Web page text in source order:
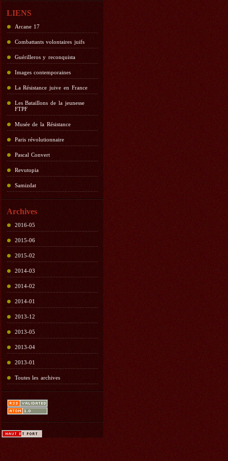
LIENS
Arcane 17
Combattants volontaires juifs
Guérilleros y reconquista
Images contemporaines
La Résistance juive en France
Les Bataillons de la jeunesse
FTPF
Musée de la Résistance
Paris révolutionnaire
Pascal Convert
Revutopia
Samizdat
Archives
2016-05
2015-06
2015-02
2014-03
2014-02
2014-01
2013-12
2013-05
2013-04
2013-01
Toutes les archives